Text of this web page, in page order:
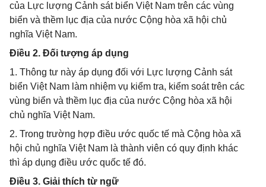
của Lực lượng Cảnh sát biển Việt Nam trên các vùng
biển và thềm lục địa của nước Cộng hòa xã hội chủ
nghĩa Việt Nam.
Điều 2. Đối tượng áp dụng
1. Thông tư này áp dụng đối với Lực lượng Cảnh sát
biển Việt Nam làm nhiệm vụ kiểm tra, kiểm soát trên các
vùng biển và thềm lục địa của nước Cộng hòa xã hội
chủ nghĩa Việt Nam.
2. Trong trường hợp điều ước quốc tế mà Cộng hòa xã
hội chủ nghĩa Việt Nam là thành viên có quy định khác
thì áp dụng điều ước quốc tế đó.
Điều 3. Giải thích từ ngữ